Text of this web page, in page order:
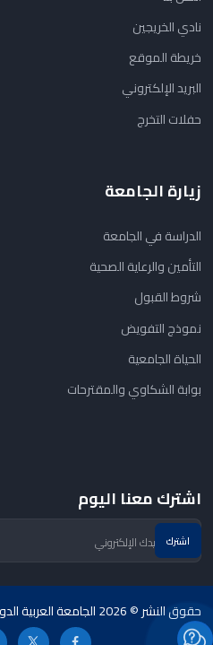
نادي الخريجين
خريطة الموقع
البريد الإلكتروني
حفلات التخرج
زيارة الجامعة
الدراسة في الجامعة
التأمين والرعاية الصحية
شروط القبول
نموذج التفويض
الحياة الجامعية
بوابة الشكاوي والمقترحات
اشترك معنا اليوم
حقوق النشر © 2026 الجامعة العربية الدولية (AIU). جميع الحقوق محفوظة.